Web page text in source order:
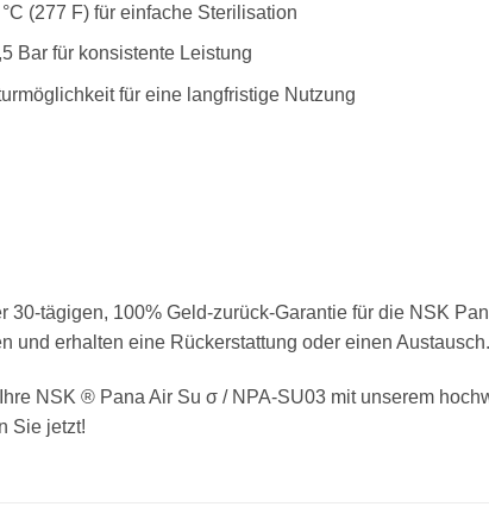
(277 F) für einfache Sterilisation
Bar für konsistente Leistung
für eine langfristige Nutzung
30-tägigen, 100% Geld-zurück-Garantie für die NSK
und erhalten eine Rückerstattung oder einen Austausch.
NSK ® Pana Air Su σ / NPA-SU03 mit unserem
Sie jetzt!